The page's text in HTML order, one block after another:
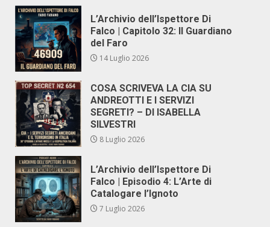
L’Archivio dell’Ispettore Di
Falco | Capitolo 32: Il Guardiano
del Faro
14 Luglio 2026
COSA SCRIVEVA LA CIA SU
ANDREOTTI E I SERVIZI
SEGRETI? – DI ISABELLA
SILVESTRI
8 Luglio 2026
L’Archivio dell’Ispettore Di
Falco | Episodio 4: L’Arte di
Catalogare l’Ignoto
7 Luglio 2026